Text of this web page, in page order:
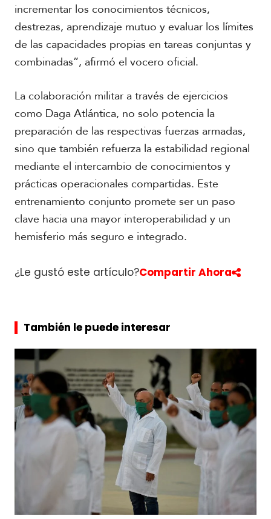
incrementar los conocimientos técnicos,
destrezas, aprendizaje mutuo y evaluar los límites
de las capacidades propias en tareas conjuntas y
combinadas”, afirmó el vocero oficial.
La colaboración militar a través de ejercicios
como Daga Atlántica, no solo potencia la
preparación de las respectivas fuerzas armadas,
sino que también refuerza la estabilidad regional
mediante el intercambio de conocimientos y
prácticas operacionales compartidas. Este
entrenamiento conjunto promete ser un paso
clave hacia una mayor interoperabilidad y un
hemisferio más seguro e integrado.
¿Le gustó este artículo?Compartir Ahora
También le puede interesar